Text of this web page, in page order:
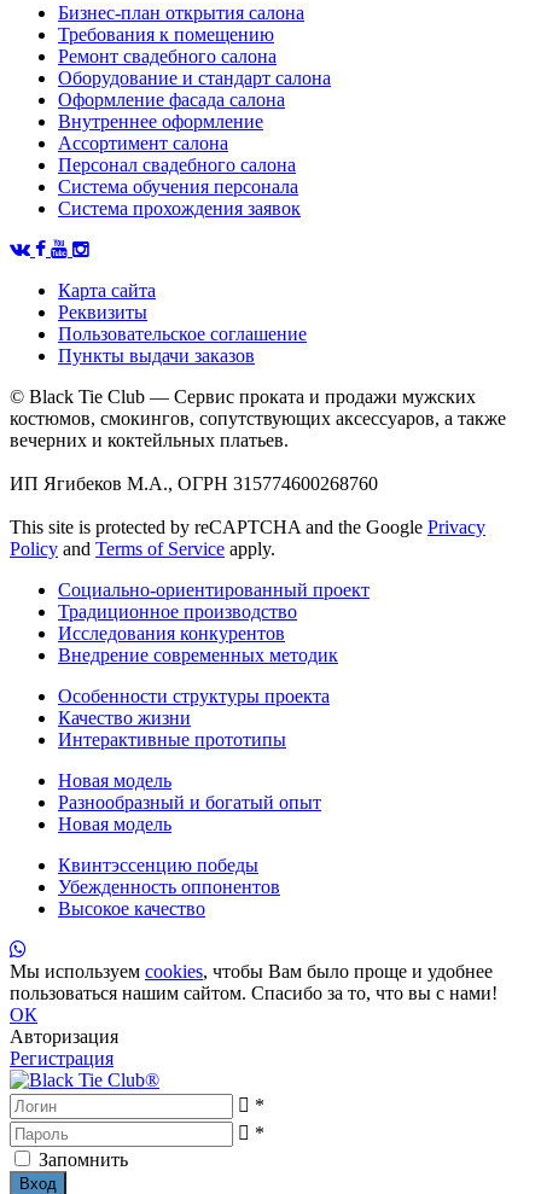
Бизнес-план открытия салона
Требования к помещению
Ремонт свадебного салона
Оборудование и стандарт салона
Оформление фасада салона
Внутреннее оформление
Ассортимент салона
Персонал свадебного салона
Система обучения персонала
Система прохождения заявок
Карта сайта
Реквизиты
Пользовательское соглашение
Пункты выдачи заказов
© Black Tie Club — Сервис проката и продажи мужских
костюмов, смокингов, сопутствующих аксессуаров, а также
вечерних и коктейльных платьев.
ИП Ягибеков М.А., ОГРН 315774600268760
This site is protected by reCAPTCHA and the Google Privacy
Policy and Terms of Service apply.
Социально-ориентированный проект
Традиционное производство
Исследования конкурентов
Внедрение современных методик
Особенности структуры проекта
Качество жизни
Интерактивные прототипы
Новая модель
Разнообразный и богатый опыт
Новая модель
Квинтэссенцию победы
Убежденность оппонентов
Высокое качество
Мы используем cookies, чтобы Вам было проще и удобнее
пользоваться нашим сайтом. Спасибо за то, что вы с нами!
ОК
Авторизация
Регистрация
*
*
Запомнить